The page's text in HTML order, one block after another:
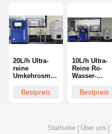
20L/h Ultra-
reine
Umkehrosmose-
Sekundär-RO-
System ISO
Bestpreis
10L/h Ultra-
Reine Ro-
Wasser-
Intelligentes
Design Labor
Bestpreis
Startseite Über uns